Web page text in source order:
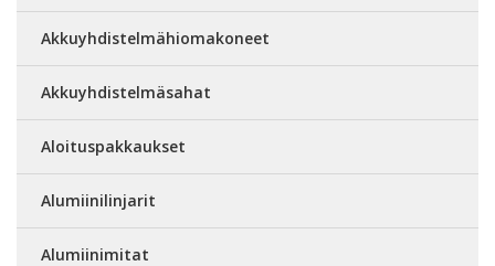
Akkuyhdistelmähiomakoneet
Akkuyhdistelmäsahat
Aloituspakkaukset
Alumiinilinjarit
Alumiinimitat